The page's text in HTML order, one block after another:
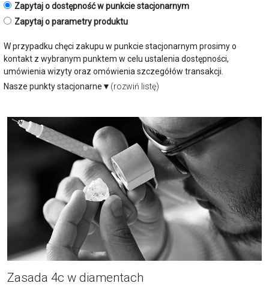
Zapytaj o dostępność w punkcie stacjonarnym
Zapytaj o parametry produktu
W przypadku chęci zakupu w punkcie stacjonarnym prosimy o
kontakt z wybranym punktem w celu ustalenia dostępności,
umówienia wizyty oraz omówienia szczegółów transakcji.
Nasze punkty stacjonarne ▼ (rozwiń listę)
Zasada 4c w diamentach